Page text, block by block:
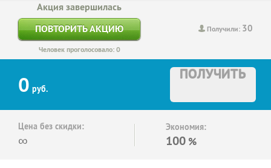
Получили: 30
Акция завершилась
ПОВТОРИТЬ АКЦИЮ
Человек проголосовало: 0
0 руб.
ПОЛУЧИТЬ
Цена без скидки:
∞
Экономия:
100 %